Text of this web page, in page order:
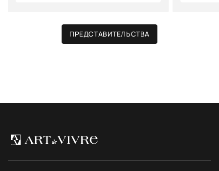
ПРЕДСТАВИТЕЛЬСТВА